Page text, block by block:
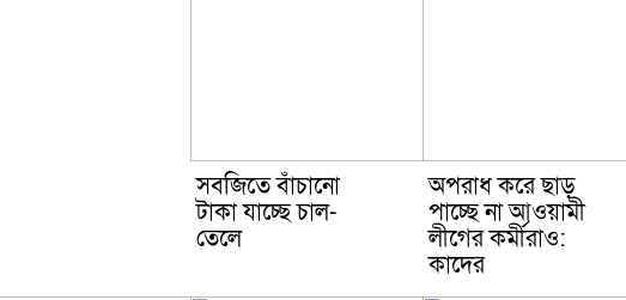
সবজিতে বাঁচানো
টাকা যাচ্ছে চাল-
তেলে
অপরাধ করে ছাড়
পাচ্ছে না আওয়ামী
লীগের কর্মীরাও:
কাদের